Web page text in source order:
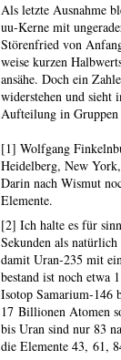
Als letzte Ausnahme
uu‑Kerne mit
Stören­fried von
weise kurzen
ansähe. Doch ein
wider­stehen und sieht
Auftei­lung in Gruppen
[1] Wolfgang
Heidel­berg, New
Darin nach Wismut
Elemente.
[2] Ich halte es für
Sekunden als
damit Uran‑235 mit
bestand ist noch etwa
Isotop
17 Bil­lionen Atomen
bis Uran sind nur 83
die Ele­mente 43, 61,